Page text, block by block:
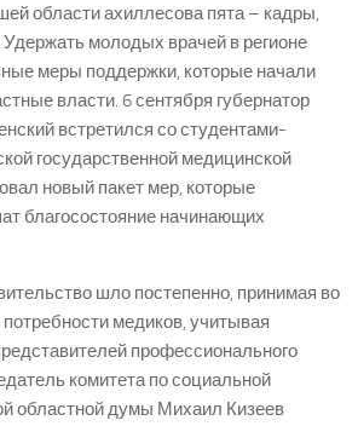
области ахиллесова пята – кадры,
молодых врачей в регионе
меры поддержки, которые начали
власти. 6 сентября губернатор
встретился со студентами-
государственной медицинской
новый пакет мер, которые
благосостояние начинающих
шло постепенно, принимая во
медиков, учитывая
профессионального
комитета по социальной
областной думы Михаил Кизеев